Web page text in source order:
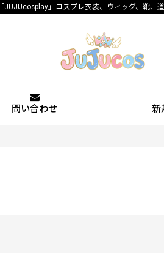
「JUJUcosplay」コスプレ衣装、ウィッグ、靴、
問い合わせ 新